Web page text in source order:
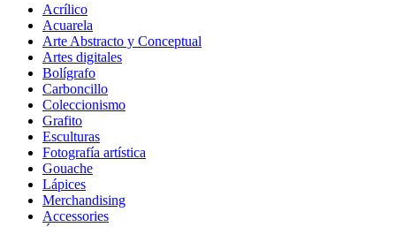
Acrílico
Acuarela
Arte Abstracto y Conceptual
Artes digitales
Bolígrafo
Carboncillo
Coleccionismo
Grafito
Esculturas
Fotografía artística
Gouache
Lápices
Merchandising
Accessories